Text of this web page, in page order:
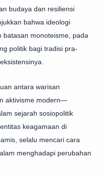
budaya dan resiliensi
bahwa ideologi
batasan monoteisme, pada
politik bagi tradisi pra-
antara warisan
aktivisme modern—
sejarah sosiopolitik
keagamaan di
selalu mencari cara
menghadapi perubahan